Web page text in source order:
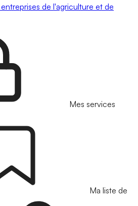
de l'agriculture et de
Mes services
Ma liste de